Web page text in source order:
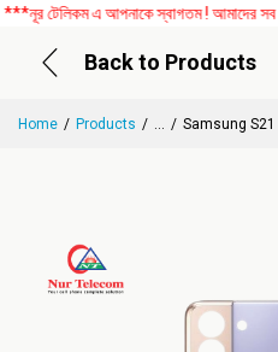
টেলিকম এ আপনাকে স্বাগতম ! আমাদের সব
Back to Products
Home Products ... Samsung S21